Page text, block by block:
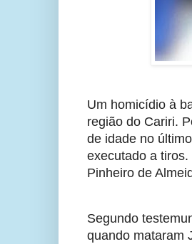
Um homicídio à
região do Cariri.
de idade no
executado a
Pinheiro de
Segundo
quando mataram